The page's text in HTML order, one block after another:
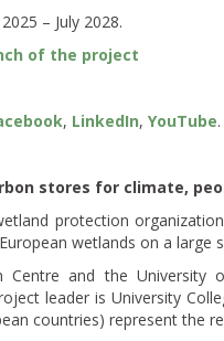
– July 2028.
of the project
, LinkedIn, YouTube.
stores for climate,
protection
wetlands on a large
Centre and the
leader is University
countries) represent the